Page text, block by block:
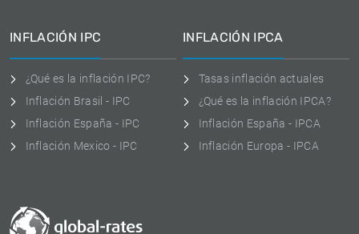
INFLACIÓN IPC
¿Qué es la inflación IPC?
Inflación Brasil - IPC
Inflación España - IPC
Inflación Mexico - IPC
INFLACIÓN IPCA
Tasas inflación actuales
¿Qué es la inflación IPCA?
Inflación España - IPCA
Inflación Europa - IPCA